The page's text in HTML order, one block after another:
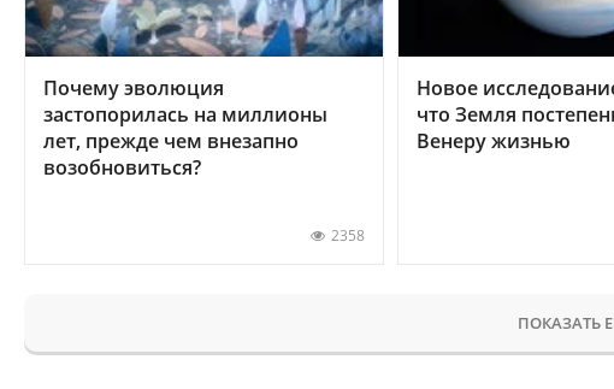
Почему эволюция
застопорилась на миллионы
лет, прежде чем внезапно
возобновиться?
2358
Новое
что Земля
Венеру жизнью
ПОКАЗАТЬ